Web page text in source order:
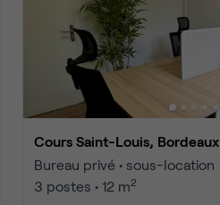
Cours Saint-Louis, Bordeaux
Bureau privé • sous-location
3 postes • 12 m2